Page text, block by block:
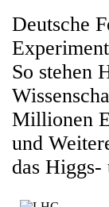
Deutsche
So stehen
Millionen
und
das Higgs-